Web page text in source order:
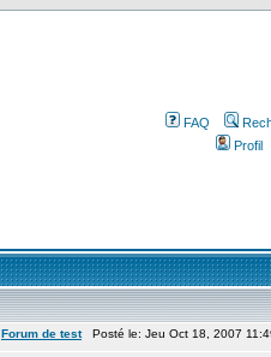
FAQ
Profil
Forum de testPosté le: Jeu Oct 18, 2007